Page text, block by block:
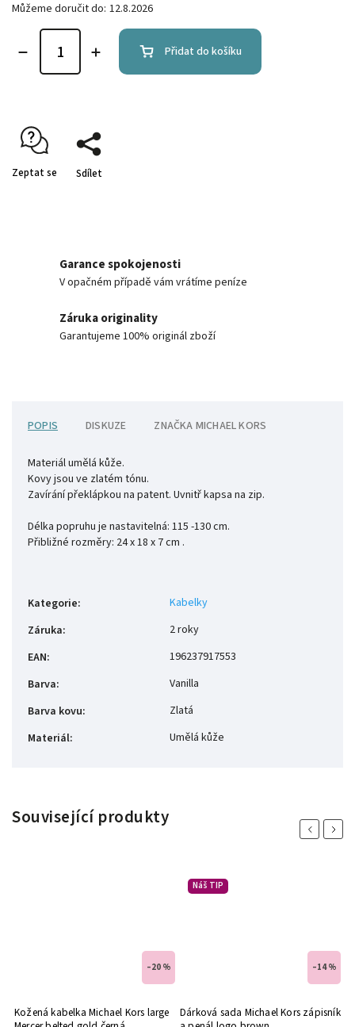
Můžeme doručit do: 12.8.2026
Přidat do košíku
Zeptat se Sdílet
Garance spokojenosti
V opačném případě vám vrátíme peníze
Záruka originality
Garantujeme 100% originál zboží
POPIS DISKUZE ZNAČKA MICHAEL KORS
Materiál umělá kůže.
Kovy jsou ve zlatém tónu.
Zavírání překlápkou na patent. Uvnitř kapsa na zip.
Délka popruhu je nastavitelná: 115 -130 cm.
Přibližné rozměry: 24 x 18 x 7 cm .
Kategorie:
Kabelky
Záruka:
2 roky
EAN:
196237917553
Barva:
Vanilla
Barva kovu:
Zlatá
Materiál: Umělá kůže
Související produkty
Previous
–20 %
Kožená kabelka Michael Kors large
Náš TIP
–14 %
Dárková sada Michael Kors zápisník
Next